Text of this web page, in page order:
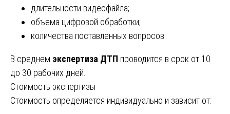
длительности видеофайла;
объема цифровой обработки;
количества поставленных вопросов.
В среднем экспертиза ДТП проводится в срок от 10
до 30 рабочих дней.
Стоимость экспертизы
Стоимость определяется индивидуально и зависит от: